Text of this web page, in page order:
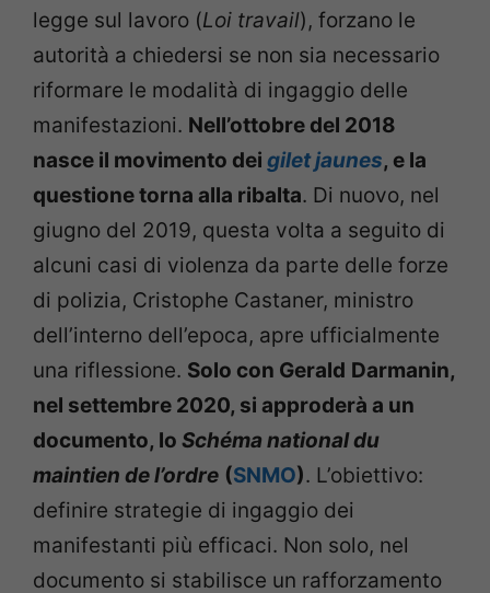
legge sul lavoro (Loi travail), forzano le
autorità a chiedersi se non sia necessario
riformare le modalità di ingaggio delle
manifestazioni. Nell’ottobre del 2018
nasce il movimento dei gilet jaunes, e la
questione torna alla ribalta. Di nuovo, nel
giugno del 2019, questa volta a seguito di
alcuni casi di violenza da parte delle forze
di polizia, Cristophe Castaner, ministro
dell’interno dell’epoca, apre ufficialmente
una riflessione. Solo con Gerald Darmanin,
nel settembre 2020, si approderà a un
documento, lo Schéma national du
maintien de l’ordre (SNMO). L’obiettivo:
definire strategie di ingaggio dei
manifestanti più efficaci. Non solo, nel
documento si stabilisce un rafforzamento